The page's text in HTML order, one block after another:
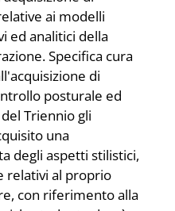
ai modelli
ed analitici della
Specifica cura
di
posturale ed
Triennio gli
una
degli aspetti stilistici,
relativi al proprio
con riferimento alla